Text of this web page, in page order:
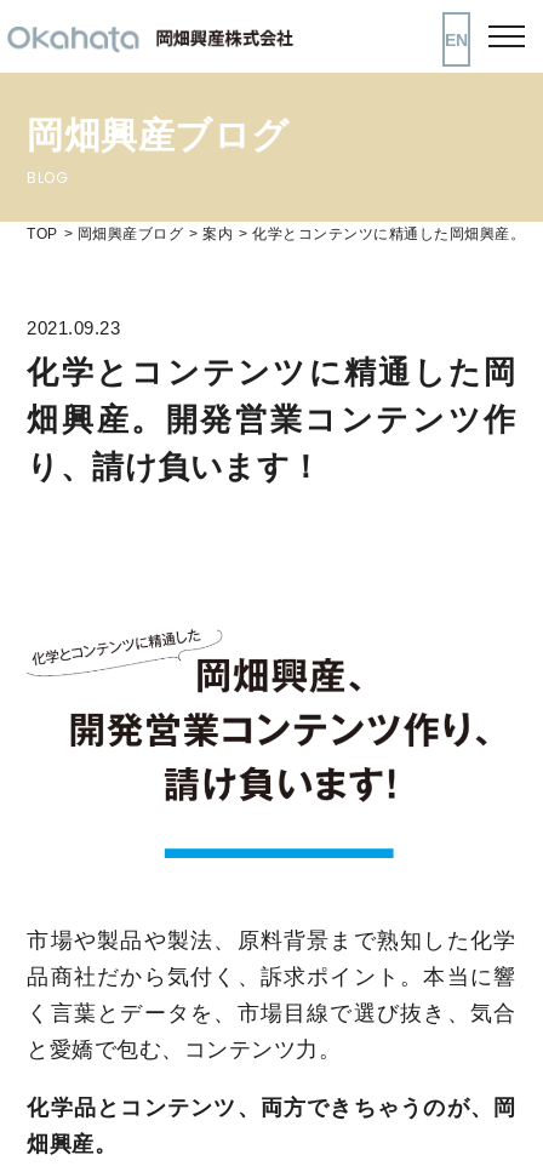
EN
岡畑興産ブログ
BLOG
TOP 岡畑興産ブログ 案内 化学とコンテンツに精通した岡畑興産。
2021.09.23
化学とコンテンツに精通した岡
畑興産。開発営業コンテンツ作
り、請け負います！
市場や製品や製法、原料背景まで熟知した化学
品商社だから気付く、訴求ポイント。本当に響
く言葉とデータを、市場目線で選び抜き、気合
と愛嬌で包む、コンテンツ力。
化学品とコンテンツ、両方できちゃうのが、岡
畑興産。